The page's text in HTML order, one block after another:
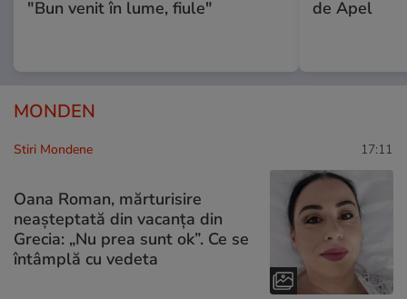
"Bun venit în lume, fiule"
de Apel
MONDEN
Stiri Mondene 17:11
Oana Roman, mărturisire
neașteptată din vacanța din
Grecia: „Nu prea sunt ok”. Ce se
întâmplă cu vedeta